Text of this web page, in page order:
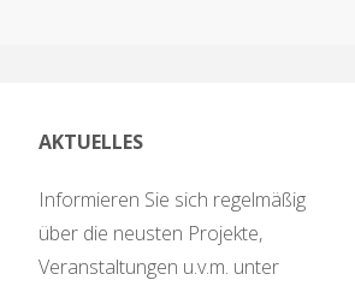
AKTUELLES
Informieren Sie sich regelmäßig
über die neusten Projekte,
Veranstaltungen u.v.m. unter